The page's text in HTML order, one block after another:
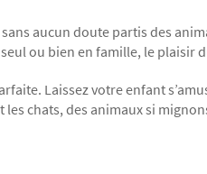
aucun doute partis des
seul ou bien en famille, le plaisir
Laissez votre enfant
chats, des animaux si